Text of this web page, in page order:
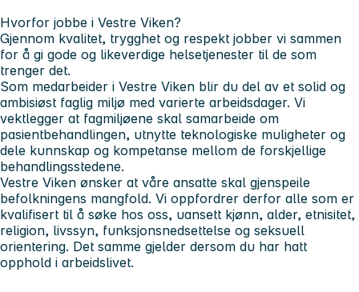
Hvorfor jobbe i Vestre Viken?
Gjennom kvalitet, trygghet og respekt jobber vi sammen
for å gi gode og likeverdige helsetjenester til de som
trenger det.
Som medarbeider i Vestre Viken blir du del av et solid og
ambisiøst faglig miljø med varierte arbeidsdager. Vi
vektlegger at fagmiljøene skal samarbeide om
pasientbehandlingen, utnytte teknologiske muligheter og
dele kunnskap og kompetanse mellom de forskjellige
behandlingsstedene.
Vestre Viken ønsker at våre ansatte skal gjenspeile
befolkningens mangfold. Vi oppfordrer derfor alle som er
kvalifisert til å søke hos oss, uansett kjønn, alder, etnisitet,
religion, livssyn, funksjonsnedsettelse og seksuell
orientering. Det samme gjelder dersom du har hatt
opphold i arbeidslivet.